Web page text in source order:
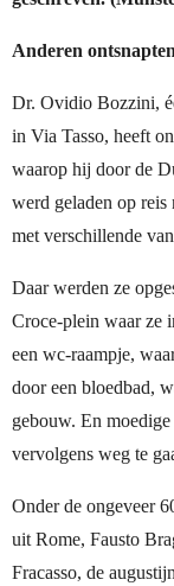
Anderen
Dr. Ovidio Bozzini,
in Via Tasso, heeft
waarop hij door de
werd geladen op reis
met verschillende
Daar werden ze
Croce-plein waar ze
een wc-raampje,
door een bloedbad,
gebouw. En
vervolgens weg te
Onder de ongeveer
uit Rome, Fausto
Fracasso, de